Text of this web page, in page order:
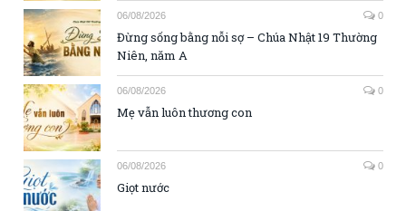
06/08/2026 0
Đừng sống bằng nỗi sợ – Chúa Nhật 19 Thường
Niên, năm A
06/08/2026 0
Mẹ vẫn luôn thương con
06/08/2026 0
Giọt nước